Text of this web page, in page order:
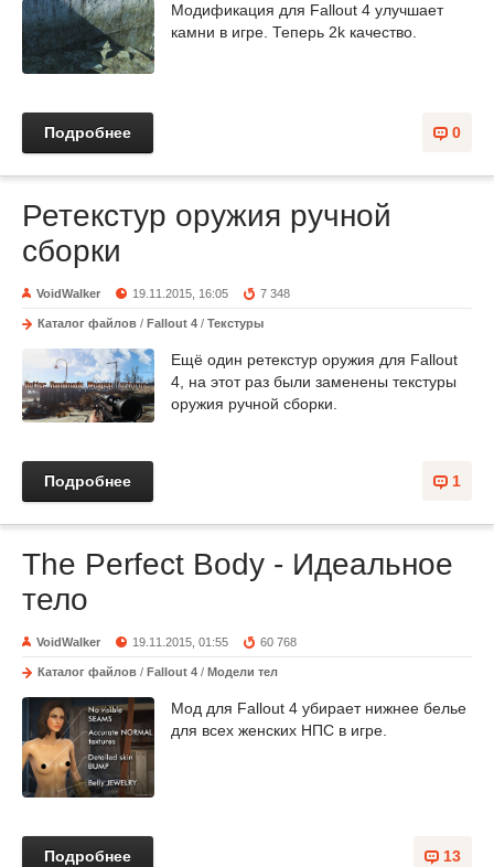
Модификация для Fallout 4 улучшает
камни в игре. Теперь 2k качество.
0
Подробнее
Ретекстур оружия ручной
сборки
VoidWalker 19.11.2015, 16:05 7 348
Каталог файлов / Fallout 4 / Текстуры
Ещё один ретекстур оружия для Fallout
4, на этот раз были заменены текстуры
оружия ручной сборки.
1
Подробнее
The Perfect Body - Идеальное
тело
VoidWalker 19.11.2015, 01:55 60 768
Каталог файлов / Fallout 4 / Модели тел
Мод для Fallout 4 убирает нижнее белье
для всех женских НПС в игре.
13
Подробнее